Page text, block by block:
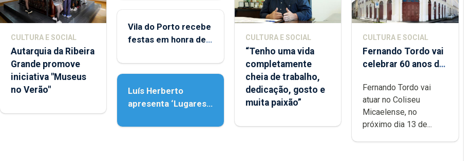
CULTURA E SOCIAL
Autarquia da Ribeira
Grande promove
iniciativa "Museus
no Verão"
Vila do Porto recebe
festas em honra de
Assunção
Luís Herberto
apresenta ‘Lugares
CULTURA E SOCIAL
“Tenho uma vida
completamente
cheia de trabalho,
dedicação, gosto e
muita paixão”
CULTURA E SOCIAL
Fernando Tordo vai
celebrar 60 anos de
Micaelense
Fernando Tordo vai
atuar no Coliseu
Micaelense, no
próximo dia 13 de...